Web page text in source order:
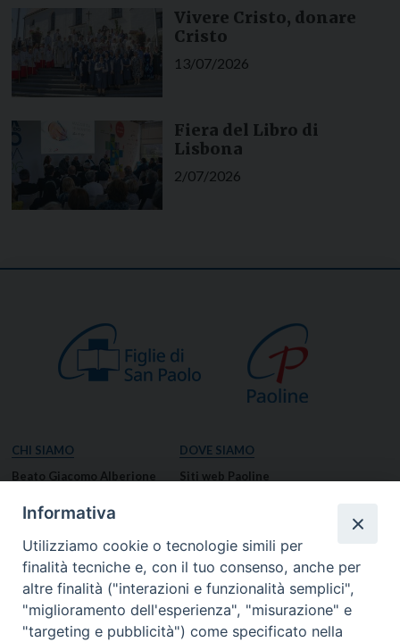
Vivere Cristo, donare
Cristo
13/07/2026
Fiera del Libro di
Lisbona
2/07/2026
CHI SIAMO
Beato Giacomo Alberione
Missione Paolina
Luoghi delle Origini
Governo Generale
Famiglia Paolina
DOVE SIAMO
Siti web Paoline
Notizie dal governo generale
Notizie in breve
RISORSE
Preghiere
Informativa
Utilizziamo cookie o tecnologie simili per
finalità tecniche e, con il tuo consenso, anche per
altre finalità ("interazioni e funzionalità semplici",
"miglioramento dell'esperienza", "misurazione" e
"targeting e pubblicità") come specificato nella